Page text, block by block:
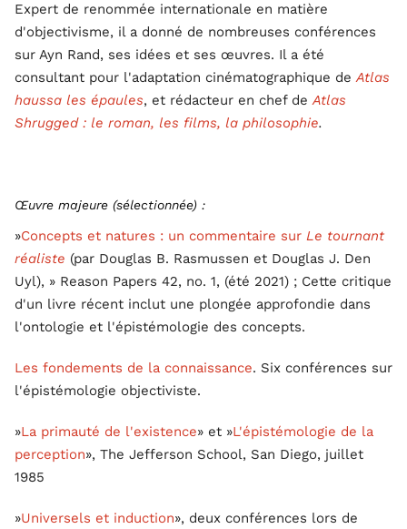
Expert de renommée internationale en matière
d'objectivisme, il a donné de nombreuses conférences
sur Ayn Rand, ses idées et ses œuvres. Il a été
consultant pour l'adaptation cinématographique deAtlas
haussa les épaules, et rédacteur en chef deAtlas
Shrugged : le roman, les films, la philosophie.
Œuvre majeure (sélectionnée) :
»Concepts et natures : un commentaire sur Le tournant
réaliste (par Douglas B. Rasmussen et Douglas J. Den
Uyl), » Reason Papers 42, no. 1, (été 2021) ; Cette critique
d'un livre récent inclut une plongée approfondie dans
l'ontologie et l'épistémologie des concepts.
Les fondements de la connaissance. Six conférences sur
l'épistémologie objectiviste.
»La primauté de l'existence» et »L'épistémologie de la
perception», The Jefferson School, San Diego, juillet
1985
»Universels et induction», deux conférences lors de